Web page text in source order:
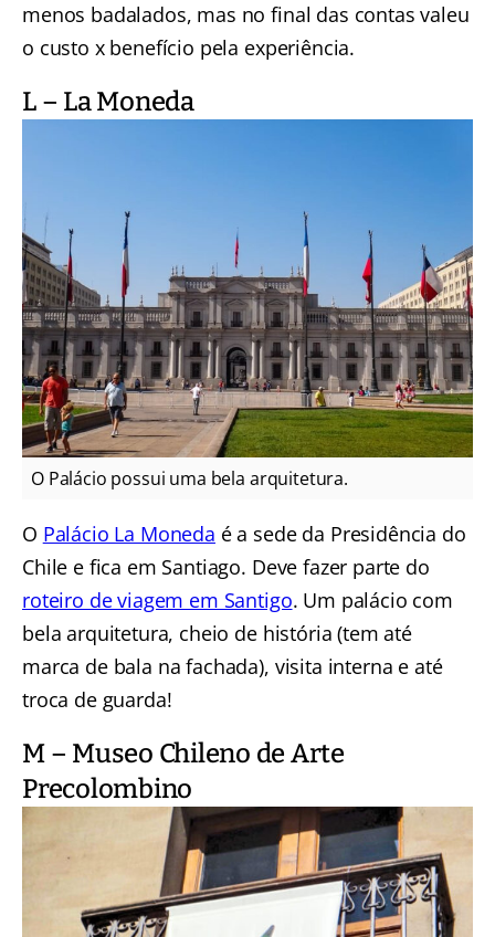
menos badalados, mas no final das contas valeu
o custo x benefício pela experiência.
L – La Moneda
O Palácio possui uma bela arquitetura.
O Palácio La Moneda é a sede da Presidência do
Chile e fica em Santiago. Deve fazer parte do
roteiro de viagem em Santigo. Um palácio com
bela arquitetura, cheio de história (tem até
marca de bala na fachada), visita interna e até
troca de guarda!
M – Museo Chileno de Arte
Precolombino